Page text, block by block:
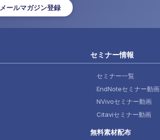
メールマガジン登録
セミナー情報
セミナー一覧
EndNoteセミナー動画
NVivoセミナー動画
Citaviセミナー動画
無料素材配布